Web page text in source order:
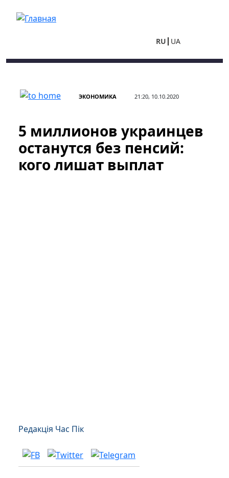
RU UA
ЭКОНОМИКА 21:20, 10.10.2020
5 миллионов украинцев
останутся без пенсий:
кого лишат выплат
Редакція Час Пік